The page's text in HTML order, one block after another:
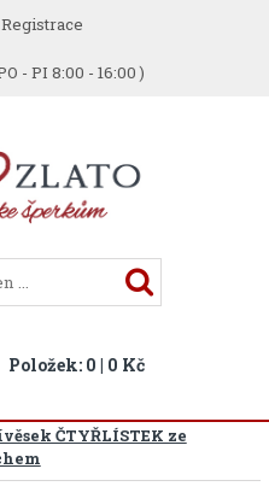
Registrace
- PI 8:00 - 16:00 )
Položek: 0 | 0 Kč
ČTYŘLÍSTEK ze